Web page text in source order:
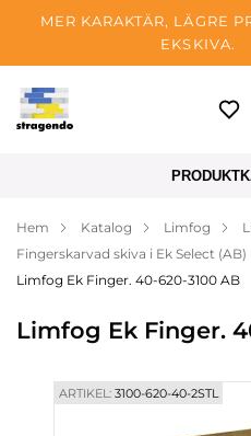
MER KARAKTÄR, LÄGRE
EKSKIVA.
Tallinn
Betalning
Om företaget
Blogg
Hem Katalog Limfog
Fingerskarvad skiva i Ek Select (AB)
Limfog Ek Finger. 40-620-3100 AB
Limfog Ek Finger.
ARTIKEL:3100-620-40-2STL